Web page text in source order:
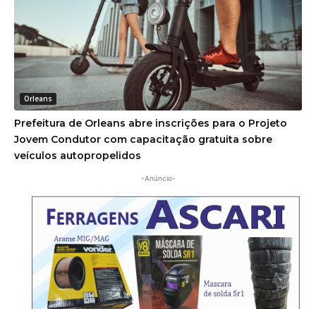
Orleans
Prefeitura de Orleans abre inscrições para o Projeto
Jovem Condutor com capacitação gratuita sobre
veículos autopropelidos
-Anúncio-